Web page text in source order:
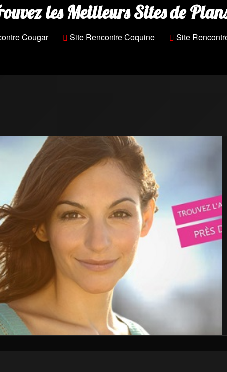
les Meilleurs Sites de
Cougar Site Rencontre Coquine Site